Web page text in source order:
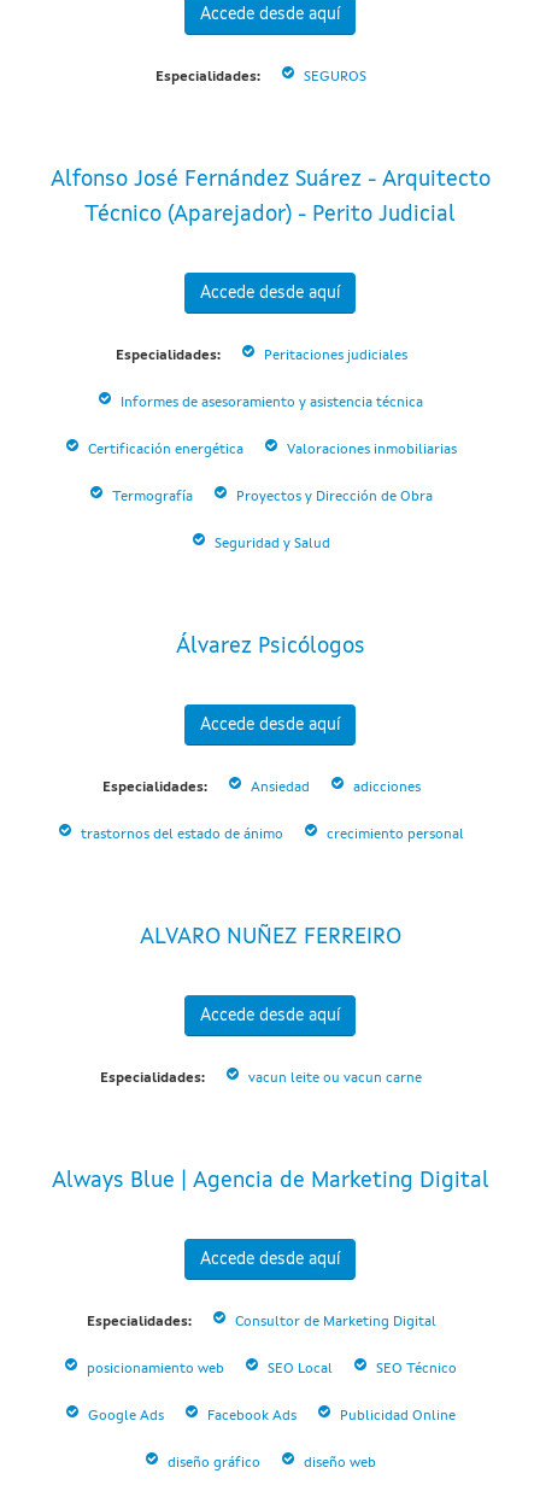
Accede desde aquí
Especialidades: SEGUROS
Alfonso José Fernández Suárez - Arquitecto
Técnico (Aparejador) - Perito Judicial
Accede desde aquí
Especialidades: Peritaciones judiciales
Informes de asesoramiento y asistencia técnica
Certificación energética Valoraciones inmobiliarias
Termografía Proyectos y Dirección de Obra
Seguridad y Salud
Álvarez Psicólogos
Accede desde aquí
Especialidades: Ansiedad adicciones
trastornos del estado de ánimo crecimiento personal
ALVARO NUÑEZ FERREIRO
Accede desde aquí
Especialidades: vacun leite ou vacun carne
Always Blue | Agencia de Marketing Digital
Accede desde aquí
Especialidades: Consultor de Marketing Digital
posicionamiento web SEO Local SEO Técnico
Google Ads Facebook Ads Publicidad Online
diseño gráfico diseño web